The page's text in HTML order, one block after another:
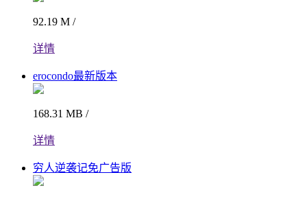
92.19 M /
详情
erocondo最新版本
168.31 MB /
详情
穷人逆袭记免广告版